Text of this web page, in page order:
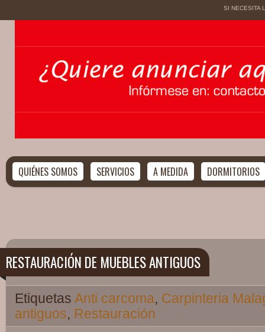
SI NECESITA
QUIÉNES SOMOS SERVICIOS A MEDIDA DORMITORIOS
RESTAURACIÓN DE MUEBLES ANTIGUOS
Etiquetas Anti carcoma, Carpinteria
antiguos, Restauración